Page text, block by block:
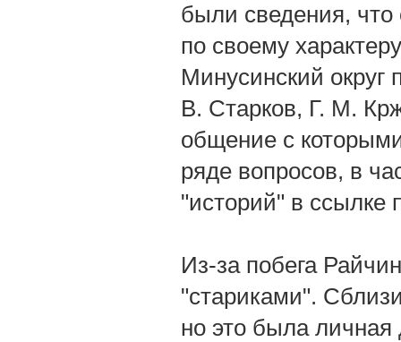
были сведения, что
по своему
Минусинский
В. Старков, Г. М.
общение с
ряде вопросов, в
"историй" в
Из-за побега
"стариками".
но это была личная